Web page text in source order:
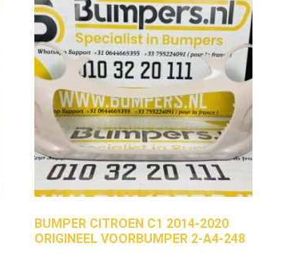
BUMPER CITROEN C1 2014-2020
ORIGINEEL VOORBUMPER 2-A4-248